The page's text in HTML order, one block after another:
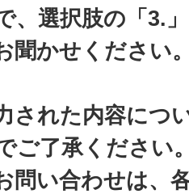
、選択肢の「3.
聞かせください
された内容につ
ご了承ください
問い合わせは、